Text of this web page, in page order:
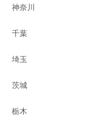
神奈川
千葉
埼玉
茨城
栃木